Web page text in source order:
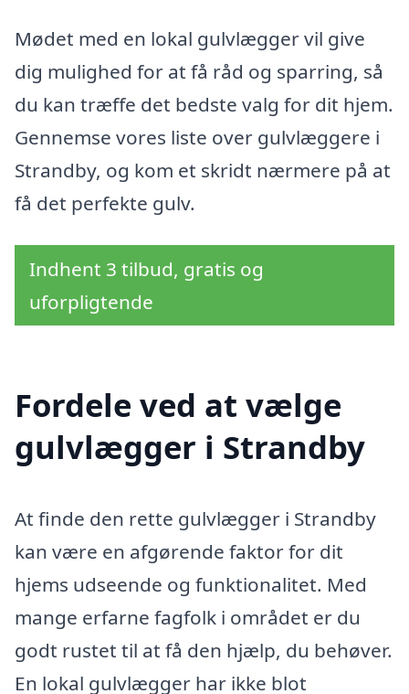
Mødet med en lokal gulvlægger vil give
dig mulighed for at få råd og sparring, så
du kan træffe det bedste valg for dit hjem.
Gennemse vores liste over gulvlæggere i
Strandby, og kom et skridt nærmere på at
få det perfekte gulv.
Indhent 3 tilbud, gratis og
uforpligtende
Fordele ved at vælge
gulvlægger i Strandby
At finde den rette gulvlægger i Strandby
kan være en afgørende faktor for dit
hjems udseende og funktionalitet. Med
mange erfarne fagfolk i området er du
godt rustet til at få den hjælp, du behøver.
En lokal gulvlægger har ikke blot